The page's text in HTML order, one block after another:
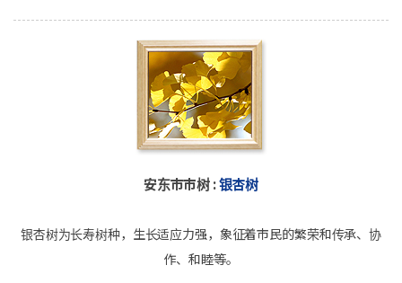
安东市市树 :银杏树
银杏树为长寿树种，生长适应力强，象征着市民的繁荣和传承、协
作、和睦等。